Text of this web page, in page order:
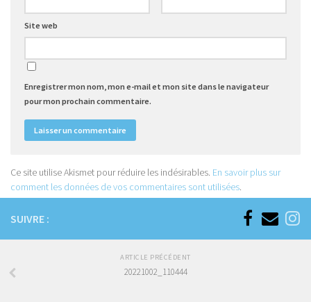
Site web
Enregistrer mon nom, mon e-mail et mon site dans le navigateur
pour mon prochain commentaire.
Ce site utilise Akismet pour réduire les indésirables. En savoir plus sur
comment les données de vos commentaires sont utilisées.
SUIVRE :
ARTICLE PRÉCÉDENT
20221002_110444